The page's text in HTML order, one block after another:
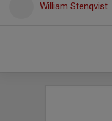
William Stenqvist